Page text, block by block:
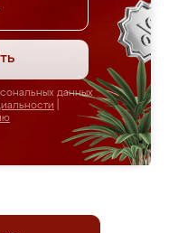
данных